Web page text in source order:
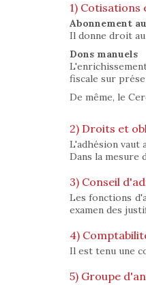
1) Cotisations
Abonnement
Il donne droit
Dons manuels
fiscale sur
De même, le
2) Droits et
L'adhésion vaut
Dans la mesure
3) Conseil
Les fonctions
examen des
4)
Il est tenu une
5) Groupe